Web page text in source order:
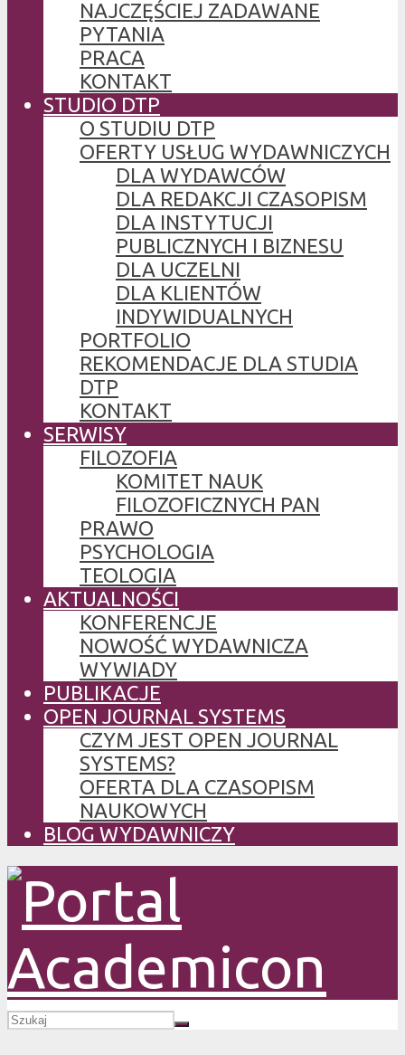
NAJCZĘŚCIEJ ZADAWANE
PYTANIA
PRACA
KONTAKT
STUDIO DTP
O STUDIU DTP
OFERTY USŁUG WYDAWNICZYCH
DLA WYDAWCÓW
DLA REDAKCJI CZASOPISM
DLA INSTYTUCJI
PUBLICZNYCH I BIZNESU
DLA UCZELNI
DLA KLIENTÓW
INDYWIDUALNYCH
PORTFOLIO
REKOMENDACJE DLA STUDIA
DTP
KONTAKT
SERWISY
FILOZOFIA
KOMITET NAUK
FILOZOFICZNYCH PAN
PRAWO
PSYCHOLOGIA
TEOLOGIA
AKTUALNOŚCI
KONFERENCJE
NOWOŚĆ WYDAWNICZA
WYWIADY
PUBLIKACJE
OPEN JOURNAL SYSTEMS
CZYM JEST OPEN JOURNAL
SYSTEMS?
OFERTA DLA CZASOPISM
NAUKOWYCH
BLOG WYDAWNICZY